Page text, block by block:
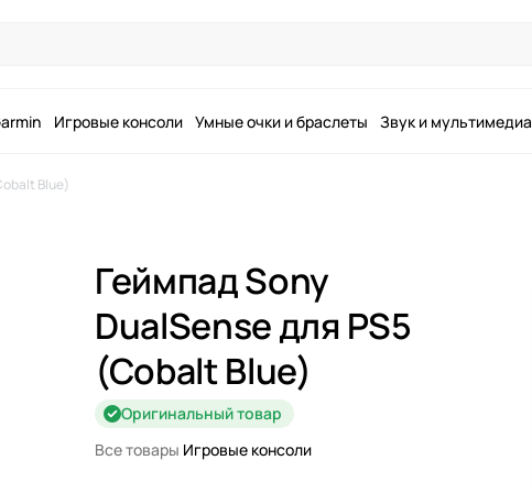
Игровые консоли Умные очки и браслеты Звук и мультимедиа
Blue)
Геймпад Sony
DualSense для PS5
(Cobalt Blue)
Оригинальный товар
Все товары Игровые консоли